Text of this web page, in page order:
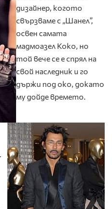
дизайнер, когото
свързваме с „Шанел”,
освен самата
мадмоазел Коко, но
той вече се е спрял на
свой наследник и го
държи под око, докато
му дойде времето.